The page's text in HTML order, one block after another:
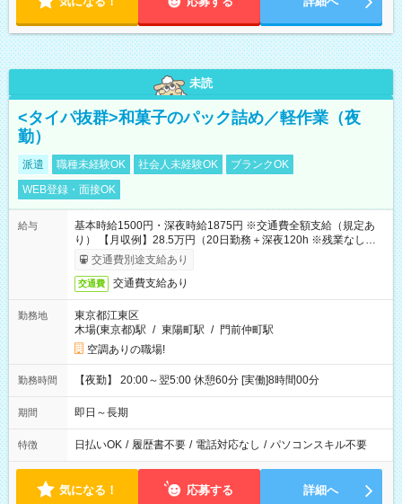
未読
<タイパ抜群>和菓子のパック詰め／軽作業（夜
勤）
派遣 職種未経験OK 社会人未経験OK
ブランクOK
WEB登録・面接OK
給与
基本時給1500円・深夜時給1875円 ※交通費全額支給（規定あ
り） 【月収例】28.5万円（20日勤務＋深夜120h ※残業なしの場
合）交通費別途支給あり
交通費 交通費支給あり
勤務地
東京都江東区
木場(東京都)駅 / 東陽町駅 / 門前仲町駅
空調ありの職場!
勤務時間 【夜勤】 20:00～翌5:00 休憩60分 [実働]8時間00分
期間 即日～長期
特徴 日払いOK / 履歴書不要 / 電話対応なし / パソコンスキル不要
気になる！ 応募する 詳細へ